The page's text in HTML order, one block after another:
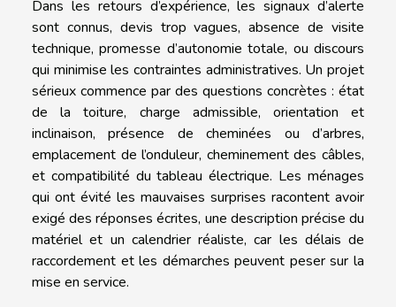
Dans les retours d’expérience, les signaux d’alerte
sont connus, devis trop vagues, absence de visite
technique, promesse d’autonomie totale, ou discours
qui minimise les contraintes administratives. Un projet
sérieux commence par des questions concrètes : état
de la toiture, charge admissible, orientation et
inclinaison, présence de cheminées ou d’arbres,
emplacement de l’onduleur, cheminement des câbles,
et compatibilité du tableau électrique. Les ménages
qui ont évité les mauvaises surprises racontent avoir
exigé des réponses écrites, une description précise du
matériel et un calendrier réaliste, car les délais de
raccordement et les démarches peuvent peser sur la
mise en service.